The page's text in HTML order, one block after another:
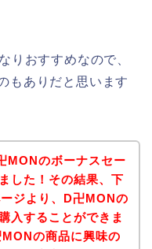
りおすすめなので、
もありだと思います
MONのボーナスセー
した！その結果、下
ジより、D卍MONの
入することができま
の商品に興味の